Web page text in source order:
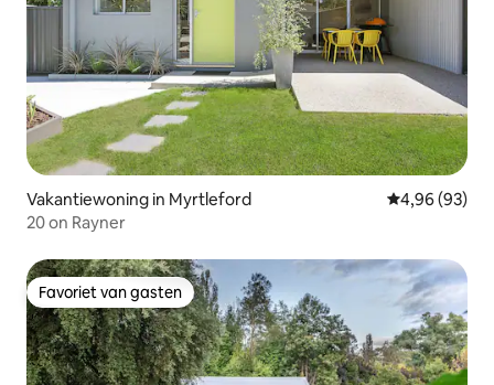
Vakantiewoning in Myrtleford Gemiddelde
4,96 (93)
20 on Rayner
Favoriet van gasten
Favoriet van gasten